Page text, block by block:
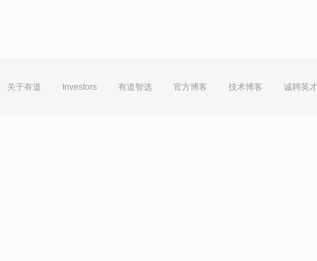
关于有道 Investors 有道智选 官方博客 技术博客 诚聘英才